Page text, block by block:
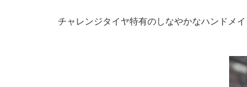
チャレンジタイヤ特有のしなやかなハンドメ